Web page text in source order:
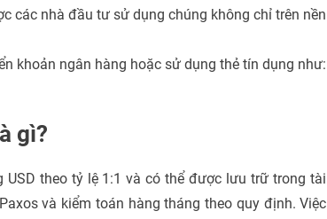
các nhà đầu tư sử dụng chúng không chỉ trên nền
khoản ngân hàng hoặc sử dụng thẻ tín dụng như:
gì?
theo tỷ lệ 1:1 và có thể được lưu trữ trong tài
và kiểm toán hàng tháng theo quy định. Việc